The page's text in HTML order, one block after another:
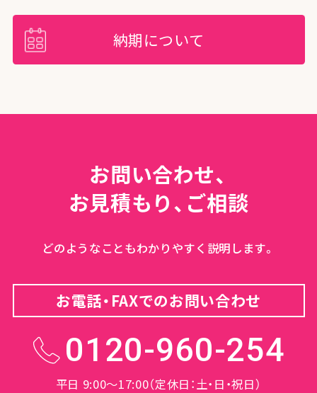
納期について
お問い合わせ、
お見積もり、ご相談
どのようなこともわかりやすく説明します。
お電話・FAXでのお問い合わせ
0120-960-254
平日 9:00～17:00（定休日：土・日・祝日）